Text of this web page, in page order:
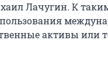
Лачугин. К
активы или